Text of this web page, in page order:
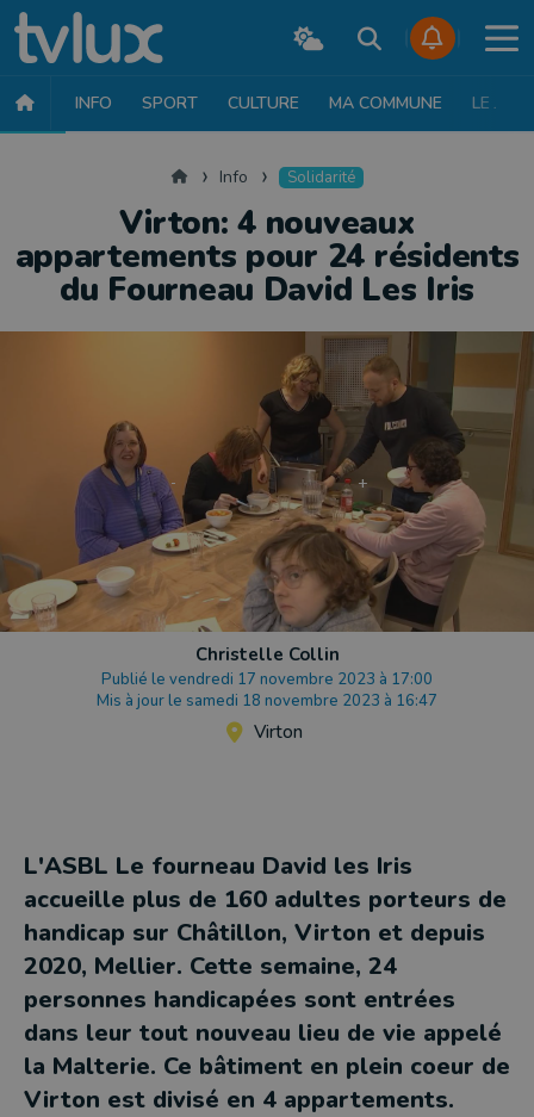
INFO SPORT CULTURE MA COMMUNE LE JT
AccueilInfo Solidarité
Virton: 4 nouveaux
appartements pour 24 résidents
du Fourneau David Les Iris
Christelle Collin
Publié le vendredi 17 novembre 2023 à 17:00
Mis à jour le samedi 18 novembre 2023 à 16:47
Virton
L'ASBL Le fourneau David les Iris
accueille plus de 160 adultes porteurs de
handicap sur Châtillon, Virton et depuis
2020, Mellier. Cette semaine, 24
personnes handicapées sont entrées
dans leur tout nouveau lieu de vie appelé
la Malterie. Ce bâtiment en plein coeur de
Virton est divisé en 4 appartements.